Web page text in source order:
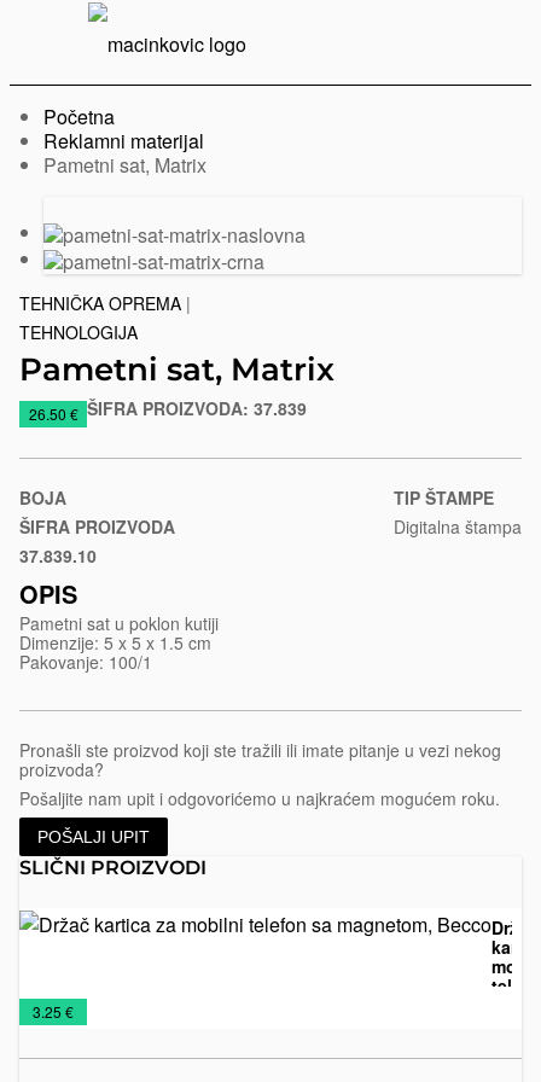
Početna
Reklamni materijal
Trenutno:
Pametni sat, Matrix
Prethodni
slajd
Sledeći
slajd
TEHNIČKA OPREMA |
TEHNOLOGIJA
Pametni sat, Matrix
https://www.macinkovic.rs/reklamni-
matrix
26.50 € ŠIFRA PROIZVODA: 37.839
BOJA
ŠIFRA PROIZVODA
Crna
37.839.10
TIP ŠTAMPE
Digitalna štampa
OPIS
Pametni sat u poklon kutiji
Dimenzije: 5 x 5 x 1.5 cm
Pakovanje: 100/1
Pronašli ste proizvod koji ste tražili ili imate pitanje u vezi nekog
proizvoda?
Pošaljite nam upit i odgovorićemo u najkraćem mogućem roku.
POŠALJI UPIT
SLIČNI PROIZVODI
Držač
Kancelarija
Tehnička
oprema
Tehnologija
Vizitari
3.25 €